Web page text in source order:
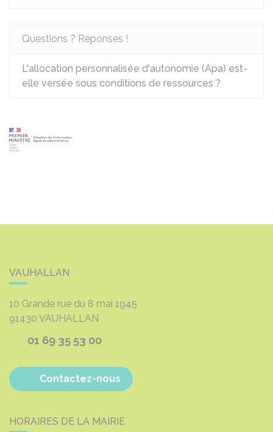
Questions ? Réponses !
L'allocation personnalisée d'autonomie (Apa) est-
elle versée sous conditions de ressources ?
VAUHALLAN
10 Grande rue du 8 mai 1945
91430 VAUHALLAN
01 69 35 53 00
Contactez-nous
HORAIRES DE LA MAIRIE